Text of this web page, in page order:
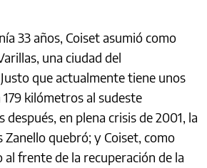
33 años, Coiset asumió como
una ciudad del
que actualmente tiene unos
kilómetros al sudeste
después, en plena crisis de 2001, la
quebró; y Coiset, como
frente de la recuperación de la